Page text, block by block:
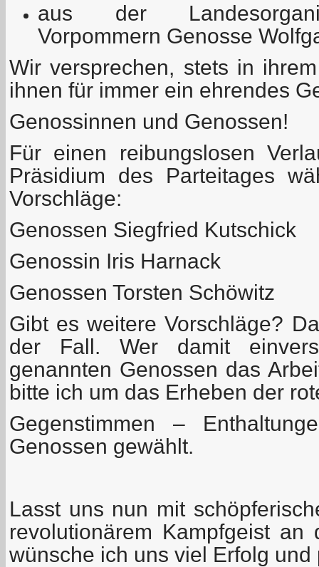
aus der
Vorpommern Genosse
Wir versprechen, stets in
ihnen für immer ein ehrendes
Genossinnen und Genossen!
Für einen reibungslosen
Präsidium des Parteitages
Vorschläge:
Genossen Siegfried Kutschick
Genossin Iris Harnack
Genossen Torsten Schöwitz
Gibt es weitere Vorschläge?
der Fall. Wer damit
genannten Genossen das
bitte ich um das Erheben der
Gegenstimmen –
Genossen gewählt.
Lasst uns nun mit
revolutionärem Kampfgeist
wünsche ich uns viel Erfolg